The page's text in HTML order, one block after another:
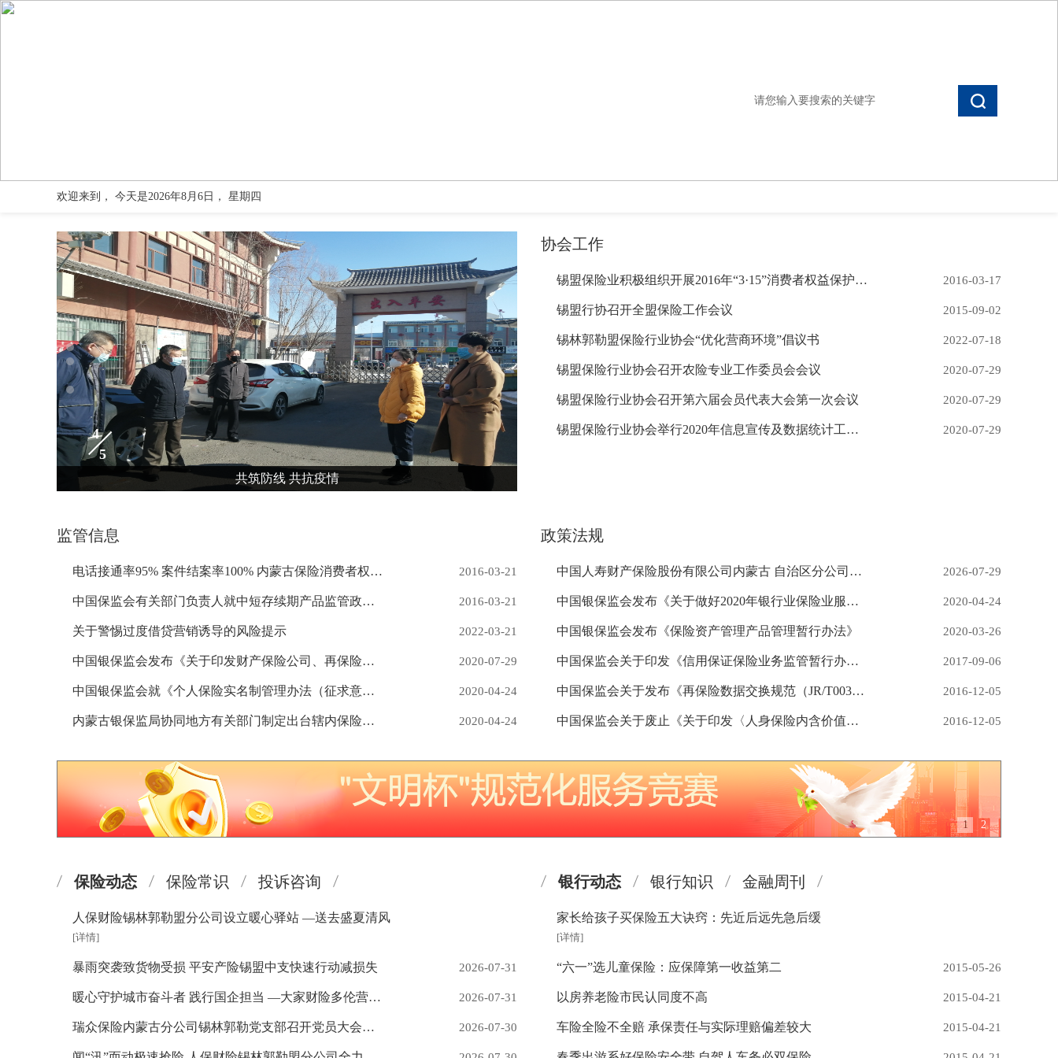
欢迎来到 ， 今天是2026年8月 6 日， 星期四
共筑防线 共抗疫情
幕
4
5
协会工作
锡盟保险业积极组织开展2016年“3·15”消费者权益保护日活动 2016-03-17
锡盟行协召开全盟保险工作会议 2015-09-02
锡林郭勒盟保险行业协会“优化营商环境”倡议书 2022-07-18
锡盟保险行业协会召开农险专业工作委员会会议 2020-07-29
锡盟保险行业协会召开第六届会员代表大会第一次会议 2020-07-29
锡盟保险行业协会举行2020年信息宣传及数据统计工作专项表彰仪式 2020-07-29
监管信息
电话接通率95% 案件结案率100% 内蒙古保险消费者权益保护工作成效显著 2016-03-21
中国保监会有关部门负责人就中短存续期产品监管政策修订答记者问 2016-03-21
关于警惕过度借贷营销诱导的风险提示 2022-03-21
中国银保监会发布《关于印发财产保险公司、再保险公司监管主体职责改革方案的通知》 2020-07-29
中国银保监会就《个人保险实名制管理办法（征求意见稿）》公开征求意见 2020-04-24
内蒙古银保监局协同地方有关部门制定出台辖内保险业首项地方标准《机动车保险理赔服务规范》 2020-04-24
政策法规
中国人寿财产保险股份有限公司内蒙古 自治区分公司锡林郭勒中心支公司辖内四级机构换领《金融许可证》公告 2026-07-29
中国银保监会发布《关于做好2020年银行业保险业服务“三农”领域重点工作的通知》 2020-04-24
中国银保监会发布《保险资产管理产品管理暂行办法》 2020-03-26
中国保监会关于印发《信用保证保险业务监管暂行办法》的通知 2017-09-06
中国保监会关于发布《再保险数据交换规范（JR/T0036－2016）》行业标准的通知 2016-12-05
中国保监会关于废止《关于印发〈人身保险内含价值报告编制指引〉的通知》的通知 2016-12-05
1 2
保险动态 保险常识 投诉咨询
人保财险锡林郭勒盟分公司设立暖心驿站 —送去盛夏清风
[详情]
暴雨突袭致货物受损 平安产险锡盟中支快速行动减损失 2026-07-31
暖心守护城市奋斗者 践行国企担当 —大家财险多伦营服获评“服务新就业群体友好商家” 2026-07-31
瑞众保险内蒙古分公司锡林郭勒党支部召开党员大会学习贯彻习近平总书记在庆祝中国共产党成立105周年大会上的重要讲话精神 2026-07-30
银行动态 银行知识 金融周刊
家长给孩子买保险五大诀窍：先近后远先急后缓
[详情]
“六一”选儿童保险：应保障第一收益第二 2015-05-26
以房养老险市民认同度不高 2015-04-21
车险全险不全赔 承保责任与实际理赔偏差较大 2015-04-21